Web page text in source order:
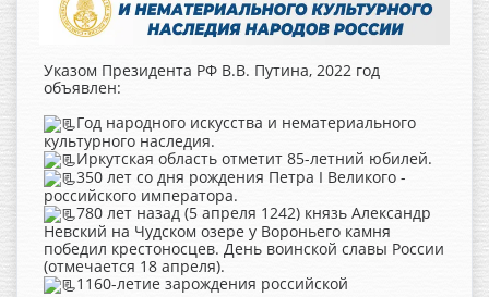
Указом Президента РФ В.В. Путина, 2022​ год
объявлен:
Год​ народного искусства и нематериального​
культурного наследия.
Иркутская область отметит 85-летний юбилей.
350 лет со дня рождения Петра​ I Великого -
российского императора.
780 лет назад​ (5​ апреля​ 1242)​ князь​ Александр​
Невский​ на​ Чудском​ озере​ у​ Вороньего​ камня​
победил​ крестоносцев.​ День​ воинской​ славы​ России​
(отмечается​ 18​ апреля).
1160-летие​ зарождения​ российской​